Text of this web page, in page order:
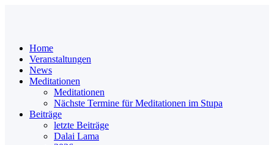
Home
Veranstaltungen
News
Meditationen
Meditationen
Nächste Termine für Meditationen im Stupa
Beiträge
letzte Beiträge
Dalai Lama